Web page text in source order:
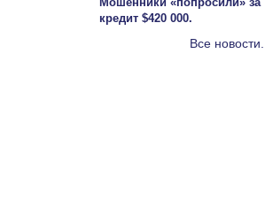
кредит $420 000.
Все новости...